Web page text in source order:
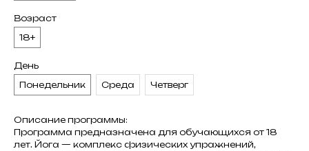
Возраст
18+
День
Понедельник
Среда Четверг
Описание программы:
Программа предназначена для обучающихся от 18
лет. Йога — комплекс физических упражнений,